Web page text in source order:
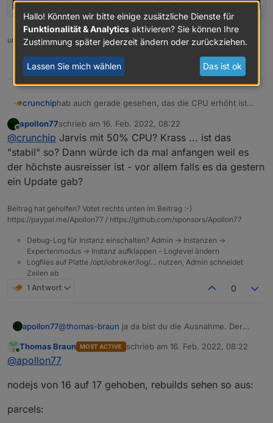
umgestiegen von Proxmox auf Unraid
0
crunchiphab auch gerade gesehen, das die CPU erhöht ist
testweise backitup eine Version zurück und
wieder hoch
danach
die gestrigen anstehenden Adapter update's
(welche es alle waren, kann ich nicht mehr
genau sagen)
js-controller noch 4.0.9
werde ioBroker mal neu starten und beobachten wie
es sich dann verhält
apollon77schrieb am 16. Feb. 2022, 08:22
zuletzt editiert von
@crunchip Jarvis mit 50% CPU? Krass ... ist das
"stabil" so? Dann würde ich da mal anfangen weil es
der höchste ausreisser ist - vor allem falls es da gestern
ein Update gab?
Beitrag hat geholfen? Votet rechts unten im Beitrag :-)
https://paypal.me/Apollon77 / https://github.com/sponsors/Apollon77
Debug-Log für Instanz einschalten? Admin -> Instanzen ->
Expertenmodus -> Instanz aufklappen - Loglevel ändern
Logfiles auf Platte /opt/iobroker/log/… nutzen, Admin schneidet
Zeilen ab
1 Antwort 0
apollon77@thomas-braun ja da bist du die Ausnahme. Der
Online
Thomas Braun MOST ACTIVE schrieb am 16. Feb. 2022, 08:22
zuletzt editiert von
@apollon77
nodejs von 16 auf 17 gehoben, rebuilds sehen so aus:
parcels:
Hallo! Könnten wir bitte einige zusätzliche Dienste für
Funktionalität & Analytics aktivieren? Sie können Ihre
Zustimmung später jederzeit ändern oder zurückziehen.
Lassen Sie mich wählen Das ist ok